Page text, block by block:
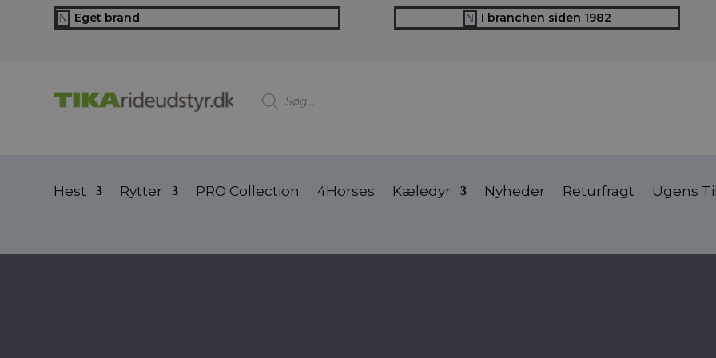
N Eget brand N I branchen siden 1982
Products
search
Hest Rytter PRO Collection 4Horses Kæledyr Nyheder Returfragt Ugens